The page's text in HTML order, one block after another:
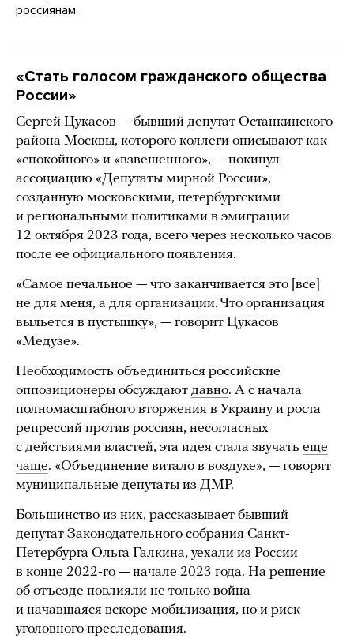
россиянам.
«Стать голосом гражданского общества
России»
Сергей Цукасов — бывший депутат Останкинского
района Москвы, которого коллеги описывают как
«спокойного» и «взвешенного», — покинул
ассоциацию «Депутаты мирной России»,
созданную московскими, петербургскими
и региональными политиками в эмиграции
12 октября 2023 года, всего через несколько часов
после ее официального появления.
«Самое печальное — что заканчивается это [все]
не для меня, а для организации. Что организация
выльется в пустышку», — говорит Цукасов
«Медузе».
Необходимость объединиться российские
оппозиционеры обсуждают давно. А с начала
полномасштабного вторжения в Украину и роста
репрессий против россиян, несогласных
с действиями властей, эта идея стала звучать еще
чаще. «Объединение витало в воздухе», — говорят
муниципальные депутаты из ДМР.
Большинство из них, рассказывает бывший
депутат Законодательного собрания Санкт-
Петербурга Ольга Галкина, уехали из России
в конце 2022-го — начале 2023 года. На решение
об отъезде повлияли не только война
и начавшаяся вскоре мобилизация, но и риск
уголовного преследования.